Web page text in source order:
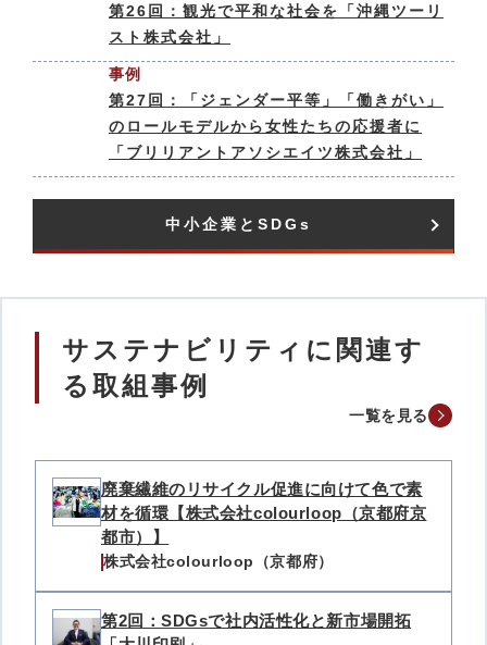
第26回：観光で平和な社会を「沖縄ツーリ
スト株式会社」
事例
第27回：「ジェンダー平等」「働きがい」
のロールモデルから女性たちの応援者に
「ブリリアントアソシエイツ株式会社」
中小企業とSDGs​
サステナビリティに関連す
る取組事例
一覧を見る
廃棄繊維のリサイクル促進に向けて色で素
材を循環【株式会社colourloop（京都府京
都市）】
株式会社colourloop（京都府）
第2回：SDGsで社内活性化と新市場開拓